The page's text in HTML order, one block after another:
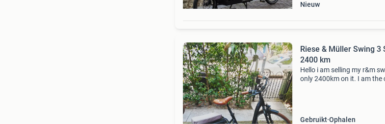
Nieuw
Riese & Müller Swing 3
2400 km
Hello i am selling my r&m
only 2400km on it. I am the
Gebruikt Ophalen